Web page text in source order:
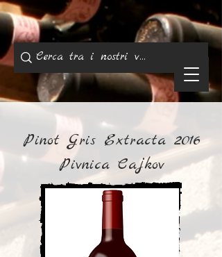
Pinot Gris Extracta 2016
Pivnica Cajkov